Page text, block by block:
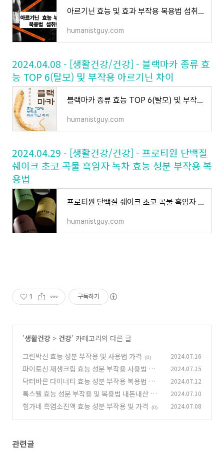
아르기닌 효능 및 효과 부작용 복용법 섭취량 먹는 시간
humanistguy.com
2024.04.08 - [생활건강/건강] - 블랙마카 종류 효
능 TOP 6(탈모) 및 부작용 아르기닌 차이
블랙마카 종류 효능 TOP 6(탈모) 및 부작용 아르기닌 차이
humanistguy.com
2024.04.29 - [생활건강/건강] - 프로티원 단백질
쉐이크 초코 곡물 흑임자 녹차 효능 성분 부작용 복
용법
프로티원 단백질 쉐이크 초코 곡물 흑임자 녹차 효능 성분 부작용 복용법
humanistguy.com
1 구독하기
'생활건강 > 건강' 카테고리의 다른 글
그린박신 효능 성분 부작용 및 사용법 가격
(0) 2024.07.16
파이토신 재생크림 효능 성분 부작용 사용법 가격
(5)
2024.07.15
닥터바른 다이너티 효능 성분 부작용 복용법 및
가격
(0)
2024.07.12
톡스웰 효능 성분 부작용 및 복용법 내돈내산 후
기
(0)
2024.07.10
힘가네 흑염소진액 효능 성분 부작용 및 가격 (0) 2024.07.08
관련글